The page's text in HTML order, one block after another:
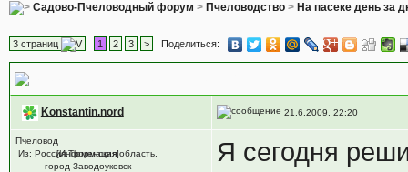
Садово-Пчеловодный форум > Пчеловодство> На пасеке день за
3 страниц 1 2 3 > Поделиться:
Konstantin.nord 21.6.2009, 22:20
Пчеловод
[Информация]
Из: Россия,Тюменская область,
город Заводоуковск
Я сегодня